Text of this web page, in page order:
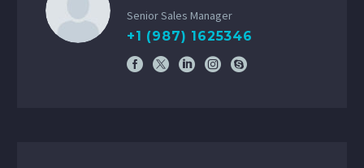
Senior Sales Manager
+1 (987) 1625346